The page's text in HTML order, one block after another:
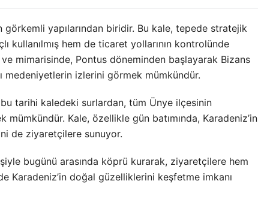
görkemli yapılarından biridir. Bu kale, tepede stratejik
kullanılmış hem de ticaret yollarının kontrolünde
mimarisinde, Pontus döneminden başlayarak Bizans
medeniyetlerin izlerini görmek mümkündür.
tarihi kaledeki surlardan, tüm Ünye ilçesinin
mümkündür. Kale, özellikle gün batımında, Karadeniz’in
de ziyaretçilere sunuyor.
bugünü arasında köprü kurarak, ziyaretçilere hem
Karadeniz’in doğal güzelliklerini keşfetme imkanı